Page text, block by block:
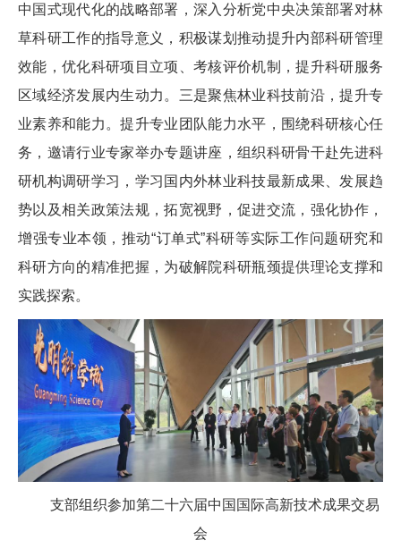
中国式现代化的战略部署，深入分析党中央决策部署对林
草科研工作的指导意义，积极谋划推动提升内部科研管理
效能，优化科研项目立项、考核评价机制，提升科研服务
区域经济发展内生动力。三是聚焦林业科技前沿，提升专
业素养和能力。提升专业团队能力水平，围绕科研核心任
务，邀请行业专家举办专题讲座，组织科研骨干赴先进科
研机构调研学习，学习国内外林业科技最新成果、发展趋
势以及相关政策法规，拓宽视野，促进交流，强化协作，
增强专业本领，推动“订单式”科研等实际工作问题研究和
科研方向的精准把握，为破解院科研瓶颈提供理论支撑和
实践探索。
支部组织参加第二十六届中国国际高新技术成果交易
会